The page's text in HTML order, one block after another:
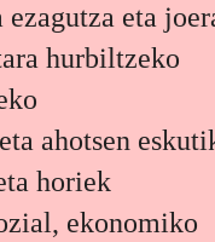
eta
hurbiltzeko
ahotsen
horiek
ekonomiko